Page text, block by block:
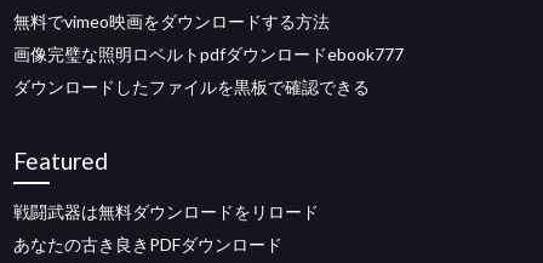
無料でvimeo映画をダウンロードする方法
画像完璧な照明ロベルトpdfダウンロードebook777
ダウンロードしたファイルを黒板で確認できる
Featured
戦闘武器は無料ダウンロードをリロード
あなたの古き良きPDFダウンロード